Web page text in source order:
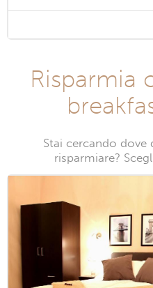
Risparmia
Stai cercando dove
risparmiare?